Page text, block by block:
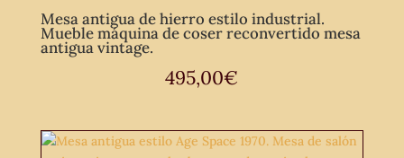
Mesa antigua de hierro estilo industrial.
Mueble máquina de coser reconvertido mesa
antigua vintage.
495,00€